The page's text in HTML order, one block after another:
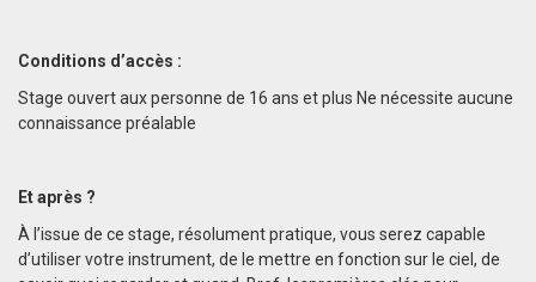
Conditions d’accès :
Stage ouvert aux personne de 16 ans et plus Ne nécessite aucune
connaissance préalable
Et après ?
À l’issue de ce stage, résolument pratique, vous serez capable
d’utiliser votre instrument, de le mettre en fonction sur le ciel, de